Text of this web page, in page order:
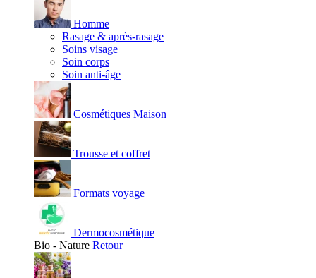
Homme
Rasage & après-rasage
Soins visage
Soin corps
Soin anti-âge
Cosmétiques Maison
Trousse et coffret
Formats voyage
Dermocosmétique
Bio - Nature Retour